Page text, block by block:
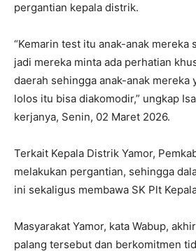
pergantian kepala distrik.
“Kemarin test itu anak-anak mereka
jadi mereka minta ada perhatian
daerah sehingga anak-anak mereka
lolos itu bisa diakomodir,” ungkap
kerjanya, Senin, 02 Maret 2026.
Terkait Kepala Distrik Yamor,
melakukan pergantian, sehingga
ini sekaligus membawa SK Plt
Masyarakat Yamor, kata Wabup,
palang tersebut dan berkomitmen